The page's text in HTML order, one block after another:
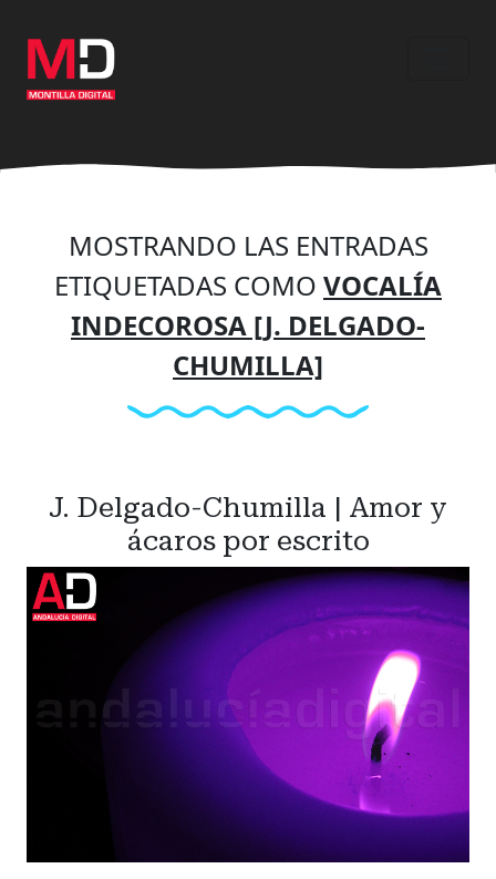
contenido
principal
MOSTRANDO LAS ENTRADAS
ETIQUETADAS COMO VOCALÍA
INDECOROSA [J. DELGADO-
CHUMILLA]
J. Delgado-Chumilla | Amor y
ácaros por escrito